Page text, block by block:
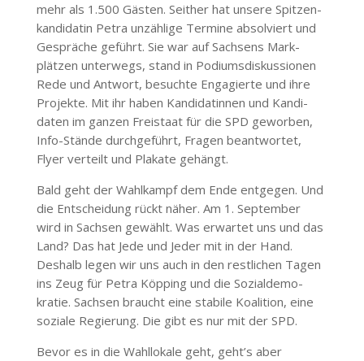
mehr als 1.500 Gästen. Seither hat unsere Spit­zen­
kan­di­datin Petra unzählige Termine absol­viert und
Gespräche geführt. Sie war auf Sachsens Mark­
plätzen unterwegs, stand in Podi­ums­dis­kus­sionen
Rede und Antwort, besuchte Enga­gierte und ihre
Projekte. Mit ihr haben Kandi­da­tinnen und Kandi­
daten im ganzen Frei­staat für die SPD geworben,
Info-Stände durch­ge­führt, Fragen beant­wortet,
Flyer verteilt und Plakate gehängt.
Bald geht der Wahl­kampf dem Ende entgegen. Und
die Entscheidung rückt näher. Am 1. September
wird in Sachsen gewählt. Was erwartet uns und das
Land? Das hat Jede und Jeder mit in der Hand.
Deshalb legen wir uns auch in den rest­lichen Tagen
ins Zeug für Petra Köpping und die Sozi­al­de­mo­
kratie. Sachsen braucht eine stabile Koalition, eine
soziale Regierung. Die gibt es nur mit der SPD.
Bevor es in die Wahl­lokale geht, geht’s aber